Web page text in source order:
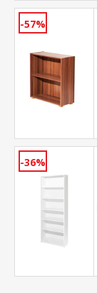
-57%
-36%